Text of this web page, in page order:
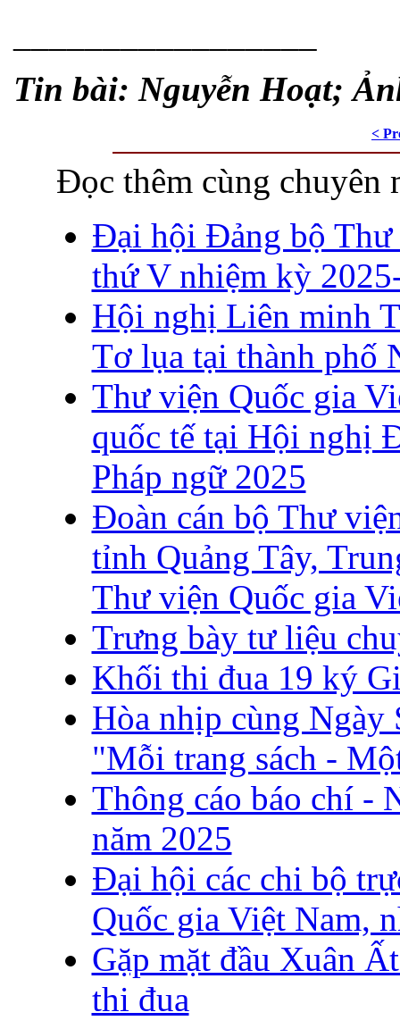
Tin bài: Nguyễn Hoạt;
<
Đọc thêm cùng chuyên
Đại hội Đảng bộ Thư
thứ V nhiệm kỳ
Hội nghị Liên minh
Tơ lụa tại thành phố
Thư viện Quốc gia
quốc tế tại Hội nghị
Pháp ngữ 2025
Đoàn cán bộ Thư
tỉnh Quảng Tây,
Thư viện Quốc gia
Trưng bày tư liệu
Khối thi đua 19 ký
Hòa nhịp cùng Ngày
"Mỗi trang sách -
Thông cáo báo chí -
năm 2025
Đại hội các chi bộ
Quốc gia Việt Nam,
Gặp mặt đầu Xuân
thi đua